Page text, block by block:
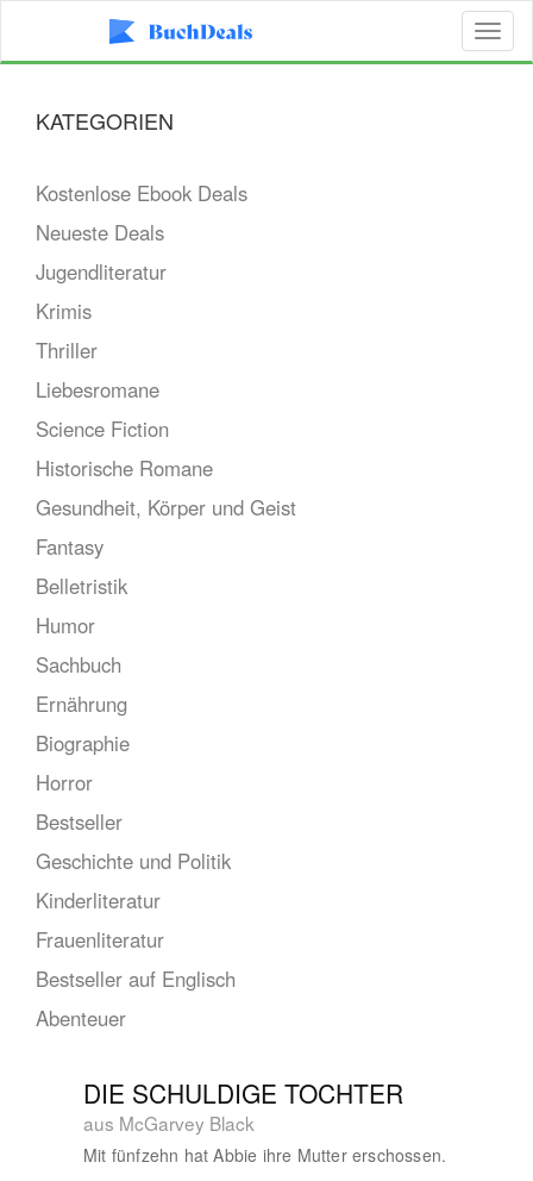
KATEGORIEN
Kostenlose Ebook Deals
Neueste Deals
Jugendliteratur
Krimis
Thriller
Liebesromane
Science Fiction
Historische Romane
Gesundheit, Körper und Geist
Fantasy
Belletristik
Humor
Sachbuch
Ernährung
Biographie
Horror
Bestseller
Geschichte und Politik
Kinderliteratur
Frauenliteratur
Bestseller auf Englisch
Abenteuer
DIE SCHULDIGE TOCHTER
aus McGarvey Black
Mit fünfzehn hat Abbie ihre Mutter erschossen.